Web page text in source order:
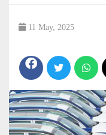
11 May, 2025